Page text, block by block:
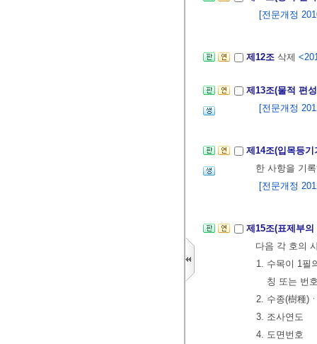
[전문개정
제12조 삭제
제13조(물적 편
[전문개정
제14조(입목등
한 사항을 기
[전문개정
제15조(표제부
다음 각 호의
1. 수목이 1필
칭 또는 번
2. 수종(樹種)
3. 조사연도
4. 도면번호